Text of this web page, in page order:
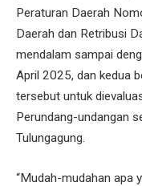
Peraturan Daerah
Daerah dan Retribusi
mendalam sampai
April 2025, dan kedua
tersebut untuk
Perundang-undangan
Tulungagung.
“Mudah-mudahan apa